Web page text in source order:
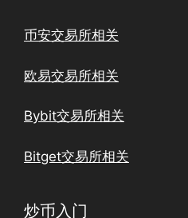
币安交易所相关
欧易交易所相关
Bybit交易所相关
Bitget交易所相关
炒币入门